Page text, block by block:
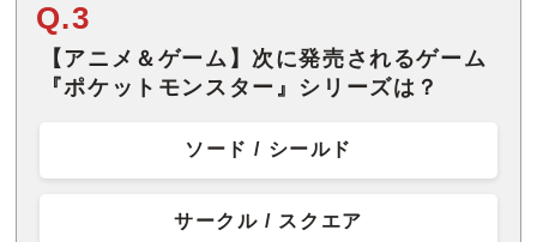
Q.3
【アニメ＆ゲーム】次に発売されるゲーム
『ポケットモンスター』シリーズは？
ソード / シールド
サークル / スクエア